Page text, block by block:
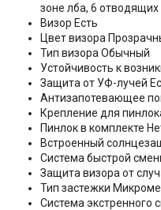
зоне лба, 6 отводящих
Визор Есть
Цвет визора
Тип визора Обычный
Устойчивость к
Защита от УФ-лучей
Антизапотевающее
Крепление для
Пинлок в комплекте
Встроенный
Система быстрой
Защита визора от
Тип застежки
Система экстренного